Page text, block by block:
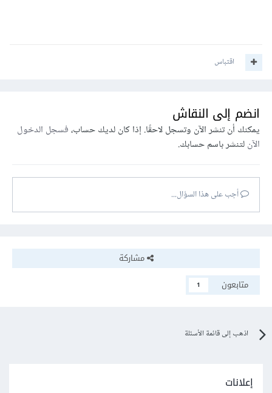
اقتباس
انضم إلى النقاش
يمكنك أن تنشر الآن وتسجل لاحقًا. إذا كان لديك حساب،فسجل الدخول
الآنلتنشر باسم حسابك.
أجب على هذا السؤال...
مشاركة
متابعون
1
اذهب إلى قائمة الأسئلة
إعلانات